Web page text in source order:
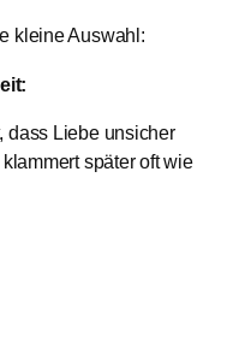
kleine Auswahl:
dass Liebe unsicher
später oft wie